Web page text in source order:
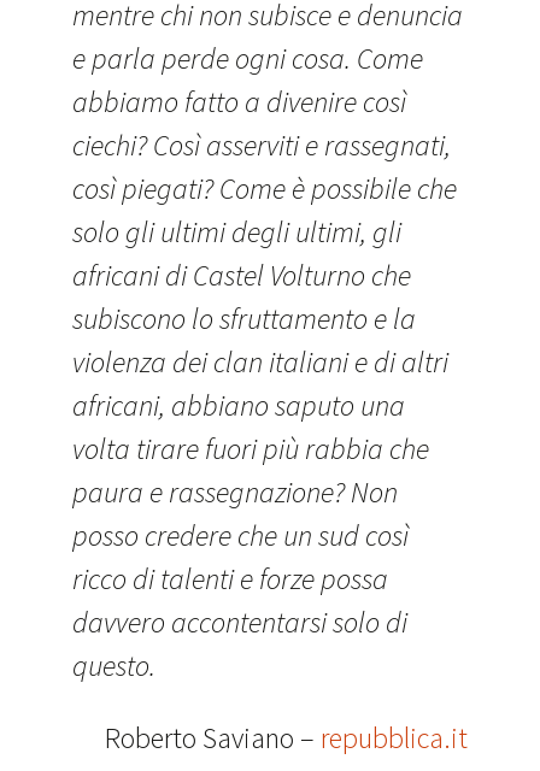
mentre chi non subisce e denuncia
e parla perde ogni cosa. Come
abbiamo fatto a divenire così
ciechi? Così asserviti e rassegnati,
così piegati? Come è possibile che
solo gli ultimi degli ultimi, gli
africani di Castel Volturno che
subiscono lo sfruttamento e la
violenza dei clan italiani e di altri
africani, abbiano saputo una
volta tirare fuori più rabbia che
paura e rassegnazione? Non
posso credere che un sud così
ricco di talenti e forze possa
davvero accontentarsi solo di
questo.
Roberto Saviano – repubblica.it